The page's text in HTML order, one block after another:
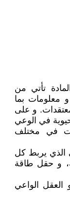
تأتي من
معلومات بما
و على
في الوعي
في مختلف
الذي يربط كل
و حقل طاقة
العقل الواعي